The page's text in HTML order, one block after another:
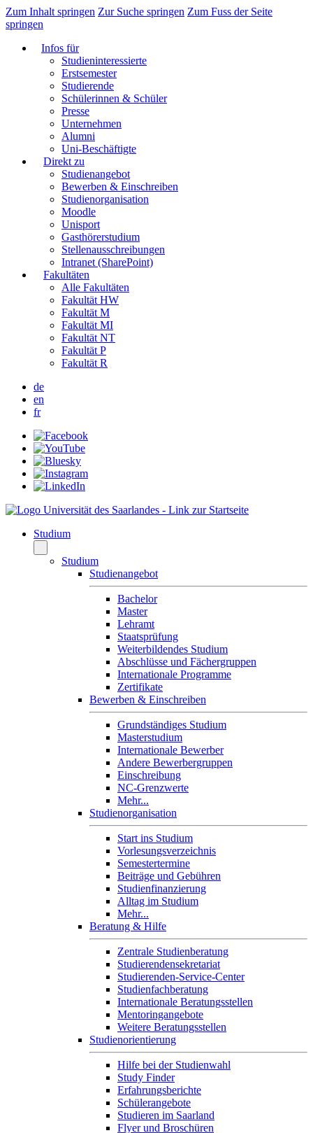
Zum Inhalt springen Zur Suche springen Zum Fuss der Seite
springen
Infos für
Studieninteressierte
Erstsemester
Studierende
Schülerinnen & Schüler
Presse
Unternehmen
Alumni
Uni-Beschäftigte
Direkt zu
Studienangebot
Bewerben & Einschreiben
Studienorganisation
Moodle
Unisport
Gasthörerstudium
Stellenausschreibungen
Intranet (SharePoint)
Fakultäten
Alle Fakultäten
Fakultät HW
Fakultät M
Fakultät MI
Fakultät NT
Fakultät P
Fakultät R
de
en
fr
Studium
Studium
Studienangebot
Bachelor
Master
Lehramt
Staatsprüfung
Weiterbildendes Studium
Abschlüsse und Fächergruppen
Internationale Programme
Zertifikate
Bewerben & Einschreiben
Grundständiges Studium
Masterstudium
Internationale Bewerber
Andere Bewerbergruppen
Einschreibung
NC-Grenzwerte
Mehr...
Studienorganisation
Start ins Studium
Vorlesungsverzeichnis
Semestertermine
Beiträge und Gebühren
Studienfinanzierung
Alltag im Studium
Mehr...
Beratung & Hilfe
Zentrale Studienberatung
Studierendensekretariat
Studierenden-Service-Center
Studienfachberatung
Internationale Beratungsstellen
Mentoringangebote
Weitere Beratungsstellen
Studienorientierung
Hilfe bei der Studienwahl
Study Finder
Erfahrungsberichte
Schülerangebote
Studieren im Saarland
Flyer und Broschüren